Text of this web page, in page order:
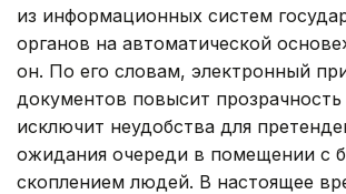
из информационных систем
органов на автоматической
он. По его словам, электронный
документов повысит
исключит неудобства для
ожидания очереди в помещении с
скоплением людей. В настоящее